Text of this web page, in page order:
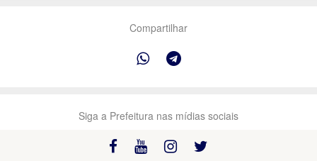
Compartilhar
Siga a Prefeitura nas mídias sociais